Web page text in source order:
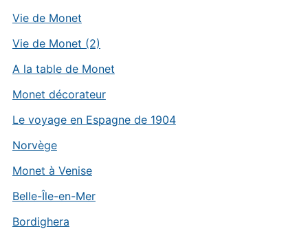
Vie de Monet
Vie de Monet (2)
A la table de Monet
Monet décorateur
Le voyage en Espagne de 1904
Norvège
Monet à Venise
Belle-Île-en-Mer
Bordighera